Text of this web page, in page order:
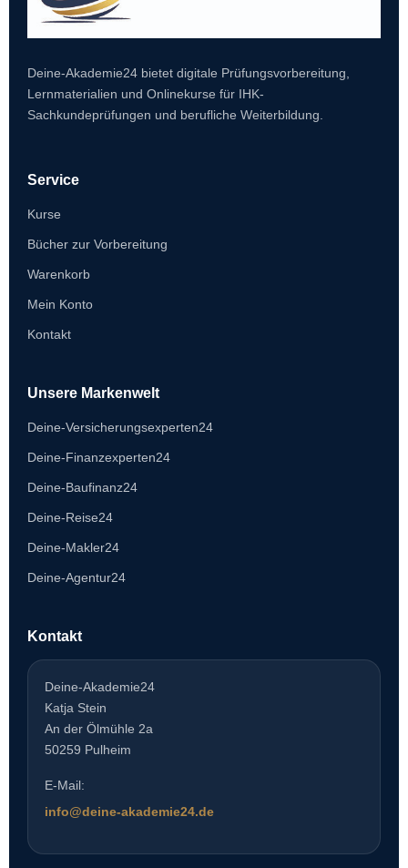
Deine-Akademie24 bietet digitale Prüfungsvorbereitung,
Lernmaterialien und Onlinekurse für IHK-
Sachkundeprüfungen und berufliche Weiterbildung.
Service
Kurse
Bücher zur Vorbereitung
Warenkorb
Mein Konto
Kontakt
Unsere Markenwelt
Deine-Versicherungsexperten24
Deine-Finanzexperten24
Deine-Baufinanz24
Deine-Reise24
Deine-Makler24
Deine-Agentur24
Kontakt
Deine-Akademie24
Katja Stein
An der Ölmühle 2a
50259 Pulheim
E-Mail:
info@deine-akademie24.de